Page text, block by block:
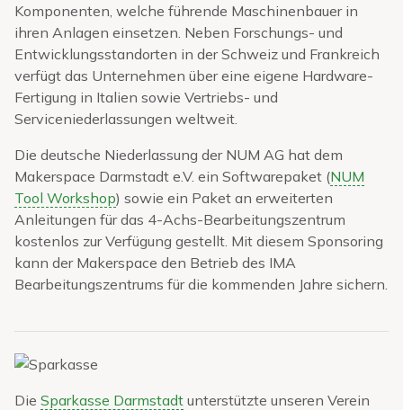
Komponenten, welche führende Maschinenbauer in
ihren Anlagen einsetzen. Neben Forschungs- und
Entwicklungsstandorten in der Schweiz und Frankreich
verfügt das Unternehmen über eine eigene Hardware-
Fertigung in Italien sowie Vertriebs- und
Serviceniederlassungen weltweit.
Die deutsche Niederlassung der NUM AG hat dem
Makerspace Darmstadt e.V. ein Softwarepaket (NUM
Tool Workshop) sowie ein Paket an erweiterten
Anleitungen für das 4-Achs-Bearbeitungszentrum
kostenlos zur Verfügung gestellt. Mit diesem Sponsoring
kann der Makerspace den Betrieb des IMA
Bearbeitungszentrums für die kommenden Jahre sichern.
Die Sparkasse Darmstadt unterstützte unseren Verein